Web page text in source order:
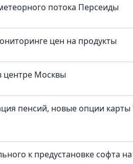
потока Персеиды
цен на продукты
центре Москвы
пенсий, новые опции
к предустановке софта на